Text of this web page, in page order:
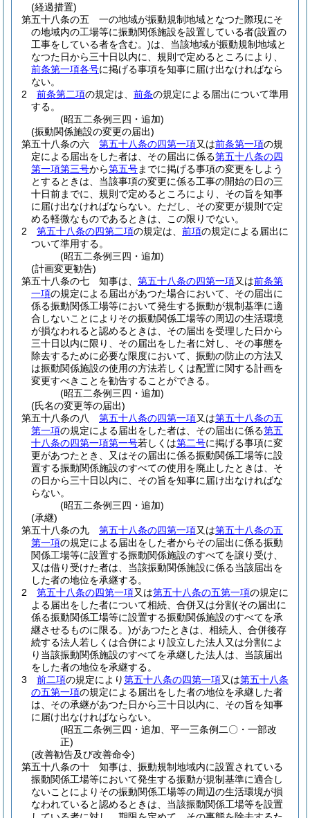
(経過措置)
第五十八条の五
一の地域が振動規制地域となつた際現にそ
の地域内の工場等に振動関係施設を設置している者(設置の
工事をしている者を含む。)は、当該地域が振動規制地域と
なつた日から三十日以内に、規則で定めるところにより、
前条第一項各号に掲げる事項を知事に届け出なければなら
ない。
2
前条第二項の規定は、 前条の規定による届出について準用
する。
(昭五二条例三四・追加)
(振動関係施設の変更の届出)
第五十八条の六
第五十八条の四第一項又は前条第一項の規
定による届出をした者は、その届出に係る第五十八条の四
第一項第三号から第五号までに掲げる事項の変更をしよう
とするときは、当該事項の変更に係る工事の開始の日の三
十日前までに、規則で定めるところにより、その旨を知事
に届け出なければならない。 ただし、その変更が規則で定
める軽微なものであるときは、この限りでない。
2
第五十八条の四第二項の規定は、 前項の規定による届出に
ついて準用する。
(昭五二条例三四・追加)
(計画変更勧告)
第五十八条の七
知事は、 第五十八条の四第一項又は前条第
一項の規定による届出があつた場合において、その届出に
係る振動関係工場等において発生する振動が規制基準に適
合しないことによりその振動関係工場等の周辺の生活環境
が損なわれると認めるときは、その届出を受理した日から
三十日以内に限り、その届出をした者に対し、その事態を
除去するために必要な限度において、振動の防止の方法又
は振動関係施設の使用の方法若しくは配置に関する計画を
変更すべきことを勧告することができる。
(昭五二条例三四・追加)
(氏名の変更等の届出)
第五十八条の八
第五十八条の四第一項又は第五十八条の五
第一項の規定による届出をした者は、その届出に係る第五
十八条の四第一項第一号若しくは第二号に掲げる事項に変
更があつたとき、又はその届出に係る振動関係工場等に設
置する振動関係施設のすべての使用を廃止したときは、そ
の日から三十日以内に、その旨を知事に届け出なければな
らない。
(昭五二条例三四・追加)
(承継)
第五十八条の九
第五十八条の四第一項又は第五十八条の五
第一項の規定による届出をした者からその届出に係る振動
関係工場等に設置する振動関係施設のすべてを譲り受け、
又は借り受けた者は、当該振動関係施設に係る当該届出を
した者の地位を承継する。
2
第五十八条の四第一項又は第五十八条の五第一項の規定に
よる届出をした者について相続、合併又は分割(その届出に
係る振動関係工場等に設置する振動関係施設のすべてを承
継させるものに限る。)があつたときは、相続人、合併後存
続する法人若しくは合併により設立した法人又は分割によ
り当該振動関係施設のすべてを承継した法人は、当該届出
をした者の地位を承継する。
3
前二項の規定により第五十八条の四第一項又は第五十八条
の五第一項の規定による届出をした者の地位を承継した者
は、その承継があつた日から三十日以内に、その旨を知事
に届け出なければならない。
(昭五二条例三四・追加、平一三条例二〇・一部改
正)
(改善勧告及び改善命令)
第五十八条の十
知事は、振動規制地域内に設置されている
振動関係工場等において発生する振動が規制基準に適合し
ないことによりその振動関係工場等の周辺の生活環境が損
なわれていると認めるときは、当該振動関係工場等を設置